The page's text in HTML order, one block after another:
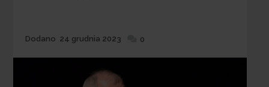
Dodane
Dodano 24 grudnia 2023 0